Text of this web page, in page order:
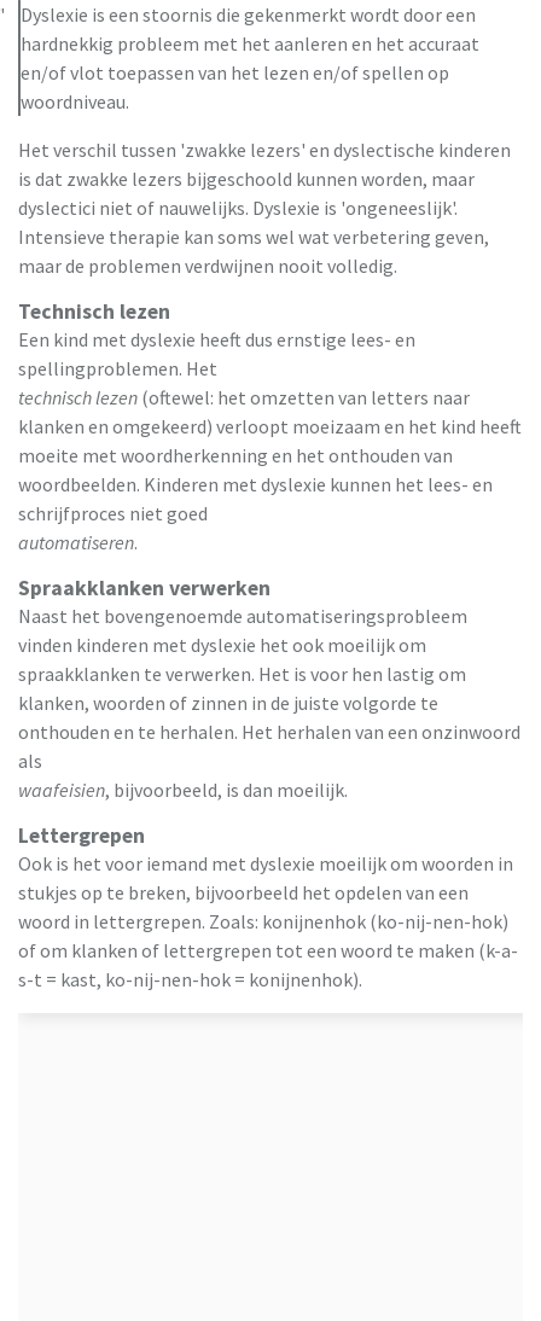
Dyslexie is een stoornis die gekenmerkt wordt door een
hardnekkig probleem met het aanleren en het accuraat
en/of vlot toepassen van het lezen en/of spellen op
woordniveau.
Het verschil tussen 'zwakke lezers' en dyslectische kinderen
is dat zwakke lezers bijgeschoold kunnen worden, maar
dyslectici niet of nauwelijks. Dyslexie is 'ongeneeslijk'.
Intensieve therapie kan soms wel wat verbetering geven,
maar de problemen verdwijnen nooit volledig.
Technisch lezen
Een kind met dyslexie heeft dus ernstige lees- en
spellingproblemen. Het
technisch lezen (oftewel: het omzetten van letters naar
klanken en omgekeerd) verloopt moeizaam en het kind heeft
moeite met woordherkenning en het onthouden van
woordbeelden. Kinderen met dyslexie kunnen het lees- en
schrijfproces niet goed
automatiseren.
Spraakklanken verwerken
Naast het bovengenoemde automatiseringsprobleem
vinden kinderen met dyslexie het ook moeilijk om
spraakklanken te verwerken. Het is voor hen lastig om
klanken, woorden of zinnen in de juiste volgorde te
onthouden en te herhalen. Het herhalen van een onzinwoord
als
waafeisien, bijvoorbeeld, is dan moeilijk.
Lettergrepen
Ook is het voor iemand met dyslexie moeilijk om woorden in
stukjes op te breken, bijvoorbeeld het opdelen van een
woord in lettergrepen. Zoals: konijnenhok (ko-nij-nen-hok)
of om klanken of lettergrepen tot een woord te maken (k-a-
s-t = kast, ko-nij-nen-hok = konijnenhok).